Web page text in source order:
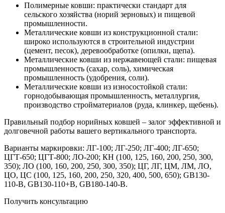
Полимерные ковши: практически стандарт для
сельского хозяйства (норий зерновых) и пищевой
промышленности.
Металлические ковши из конструкционной стали:
широко используются в строительной индустрии
(цемент, песок), деревообработке (опилки, щепа).
Металлические ковши из нержавеющей стали: пищевая
промышленность (сахар, соль), химическая
промышленность (удобрения, соли).
Металлические ковши из износостойкой стали:
горнодобывающая промышленность, металлургия,
производство стройматериалов (руда, клинкер, щебень).
Правильный подбор норийных ковшей – залог эффективной и
долговечной работы вашего вертикального транспорта.
Варианты маркировки: ЛГ-100; ЛГ-250; ЛГ-400; ЛГ-650;
ЦГТ-650; ЦГТ-800; ЛО-200; КН (100, 125, 160, 200, 250, 300,
350); ЛО (100, 160, 200, 250, 300, 350); ЦГ, ЛГ, ЦМ, ЛМ, ЛО,
ЦО, ЦС (100, 125, 160, 200, 250, 320, 400, 500, 650); GB130-
110-B, GB130-110+B, GB180-140-B.
Получить консультацию